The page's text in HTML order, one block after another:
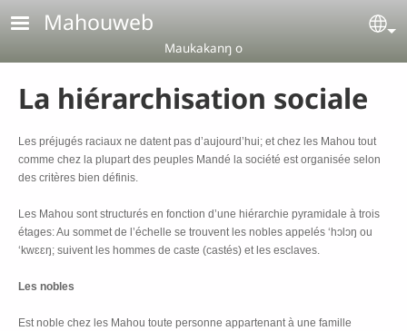
Aller au contenu principal
Mahouweb
Maukakanŋ o
La hiérarchisation sociale
Les préjugés raciaux ne datent pas d’aujourd’hui; et chez les Mahou tout
comme chez la plupart des peuples Mandé la société est organisée selon
des critères bien définis.
Les Mahou sont structurés en fonction d’une hiérarchie pyramidale à trois
étages: Au sommet de l’échelle se trouvent les nobles appelés ‘hɔlɔŋ ou
‘kwɛɛŋ; suivent les hommes de caste (castés) et les esclaves.
Les nobles
Est noble chez les Mahou toute personne appartenant à une famille